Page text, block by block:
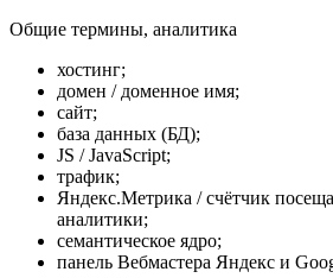
Общие термины, аналитика
хостинг;
домен / доменное имя;
сайт;
база данных (БД);
JS / JavaScript;
трафик;
Яндекс.Метрика / счётчик
аналитики;
семантическое ядро;
панель Вебмастера Яндекс и